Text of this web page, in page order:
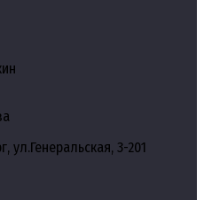
ул.Генеральская, 3-201